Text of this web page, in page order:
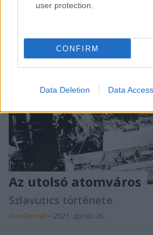
user protection.
CONFIRM
Data Deletion Data Access
Az utolsó atomváros
Szlavutics története
FuraTermék • 2021. április 26.